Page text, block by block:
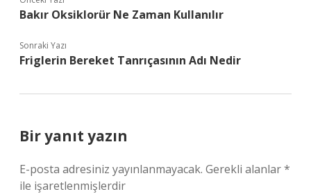
Bakır Oksiklorür Ne Zaman Kullanılır
Sonraki Yazı
Friglerin Bereket Tanrıçasının Adı Nedir
Bir yanıt yazın
E-posta adresiniz yayınlanmayacak. Gerekli alanlar*
ile işaretlenmişlerdir